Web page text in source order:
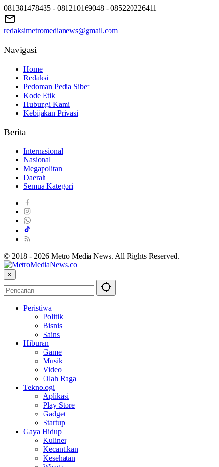
081381478485 - 081210169048 - 085220226411
redaksimetromedianews@gmail.com
Navigasi
Home
Redaksi
Pedoman Pedia Siber
Kode Etik
Hubungi Kami
Kebijakan Privasi
Berita
Internasional
Nasional
Megapolitan
Daerah
Semua Kategori
© 2018 - 2026 Metro Media News. All Rights Reserved.
×
Peristiwa
Politik
Bisnis
Sains
Hiburan
Game
Musik
Video
Olah Raga
Teknologi
Aplikasi
Play Store
Gadget
Startup
Gaya Hidup
Kuliner
Kecantikan
Kesehatan